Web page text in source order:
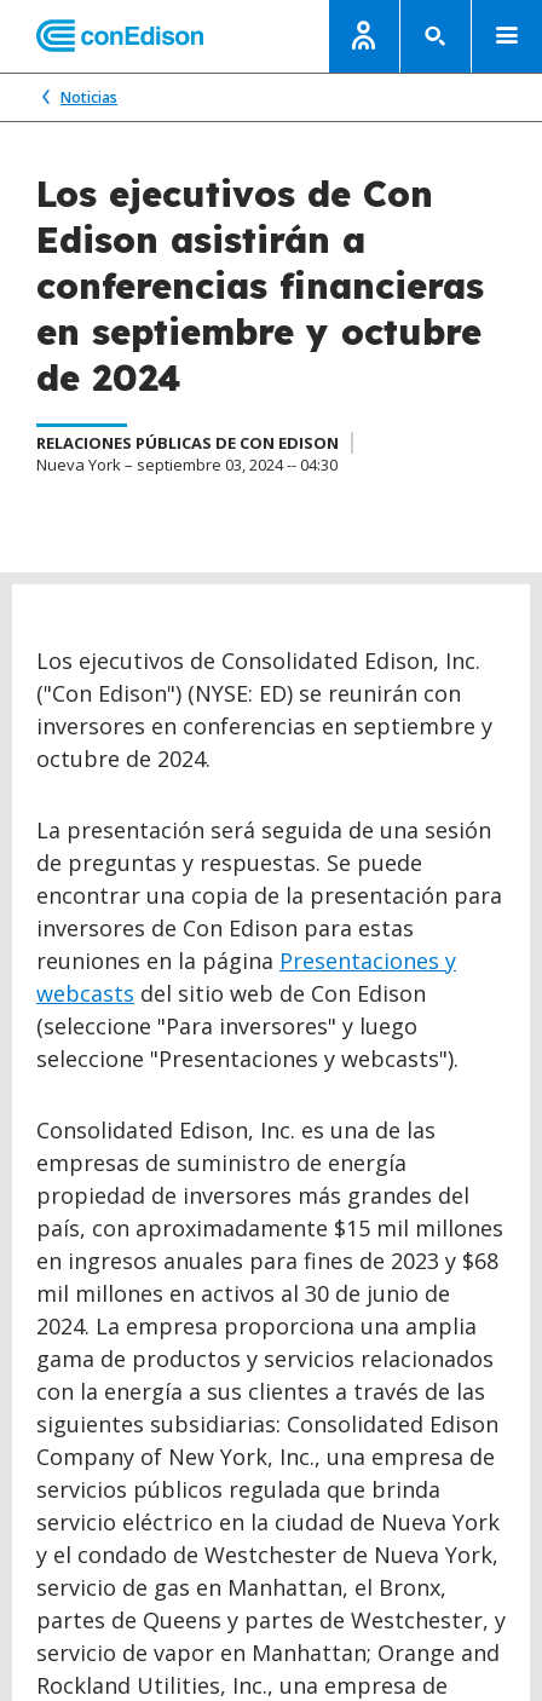
Noticias
Los ejecutivos de Con
Edison asistirán a
conferencias financieras
en septiembre y octubre
de 2024
RELACIONES PÚBLICAS DE CON EDISON
Nueva York – septiembre 03, 2024 -- 04:30
Los ejecutivos de Consolidated Edison, Inc.
("Con Edison") (NYSE: ED) se reunirán con
inversores en conferencias en septiembre y
octubre de 2024.
La presentación será seguida de una sesión
de preguntas y respuestas. Se puede
encontrar una copia de la presentación para
inversores de Con Edison para estas
reuniones en la página Presentaciones y
webcasts del sitio web de Con Edison
(seleccione "Para inversores" y luego
seleccione "Presentaciones y webcasts").
Consolidated Edison, Inc. es una de las
empresas de suministro de energía
propiedad de inversores más grandes del
país, con aproximadamente $15 mil millones
en ingresos anuales para fines de 2023 y $68
mil millones en activos al 30 de junio de
2024. La empresa proporciona una amplia
gama de productos y servicios relacionados
con la energía a sus clientes a través de las
siguientes subsidiarias: Consolidated Edison
Company of New York, Inc., una empresa de
servicios públicos regulada que brinda
servicio eléctrico en la ciudad de Nueva York
y el condado de Westchester de Nueva York,
servicio de gas en Manhattan, el Bronx,
partes de Queens y partes de Westchester, y
servicio de vapor en Manhattan; Orange and
Rockland Utilities, Inc., una empresa de